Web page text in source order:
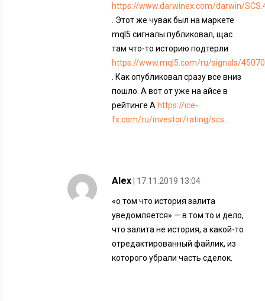
https://www.darwinex.com/darwin/
. Этот же чувак был на маркете
mql5 сигналы публиковал, щас
там что-то историю подтерли
https://www.mql5.com/ru/signals/
. Как опубликовал сразу все вниз
пошло. А вот от уже на айсе в
рейтинге А https://ice-
fx.com/ru/investor/rating/scs
Alex | 17.11.2019 13:04
«о том что история залита
уведомляется» — в том то и дело,
что залита не история, а какой-то
отредактированный файлик, из
которого убрали часть сделок.